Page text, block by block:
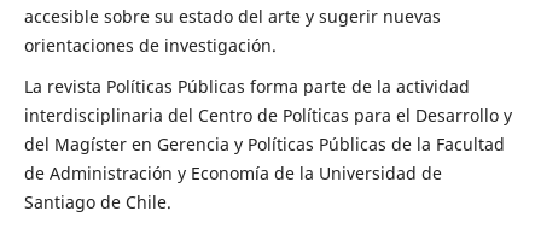
accesible sobre su estado del arte y sugerir nuevas
orientaciones de investigación.
La revista Políticas Públicas forma parte de la actividad
interdisciplinaria del Centro de Políticas para el Desarrollo y
del Magíster en Gerencia y Políticas Públicas de la Facultad
de Administración y Economía de la Universidad de
Santiago de Chile.